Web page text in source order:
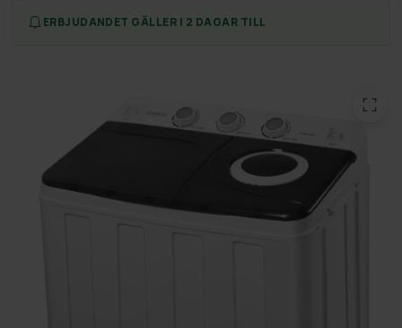
ERBJUDANDET GÄLLER I 2 DAGAR TILL